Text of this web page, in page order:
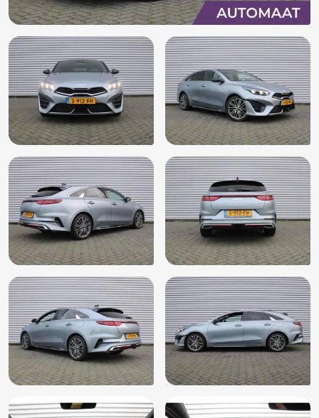
LED mistlampen
Multimedia-voorbereiding
Multimedia scherm middel
Parkeersensor achter
Passagiersstoel in hoogte verstelbaar
Radio
Rijstrooksensor met correctie
Schakelmogelijkheid aan stuurwiel
Side-skirts
Sportstoelen
Sportstuur
Spraakbediening
Start/stop systeem
Stuur verstelbaar
Stuurwiel multifunctioneel
Stuurwiel verwarmd
Uitstap waarschuwing
Verkeersbord detectie
Vermoeidheids herkenning
Volledig digitaal instrumentenpaneel